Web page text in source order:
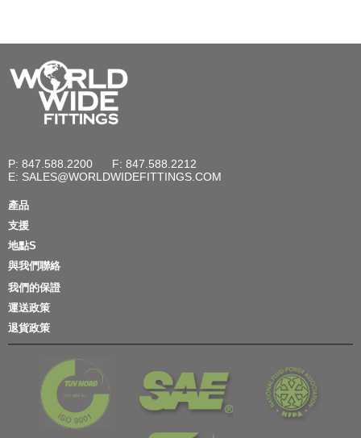
P: 847.588.2200
F: 847.588.2212
E: SALES@WORLDWIDEFITTINGS.COM
產品
支援
地點S
與我們聯絡
我們的保證
運送政策
退貨政策